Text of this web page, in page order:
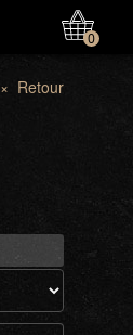
0
× Retour